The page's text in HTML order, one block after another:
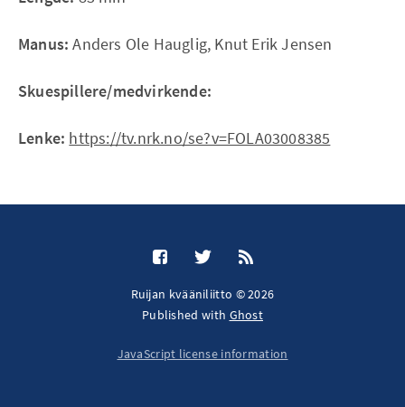
Manus: Anders Ole Hauglig, Knut Erik Jensen
Skuespillere/medvirkende:
Lenke: https://tv.nrk.no/se?v=FOLA03008385
Ruijan kvääniliitto © 2026
Published with Ghost
JavaScript license information